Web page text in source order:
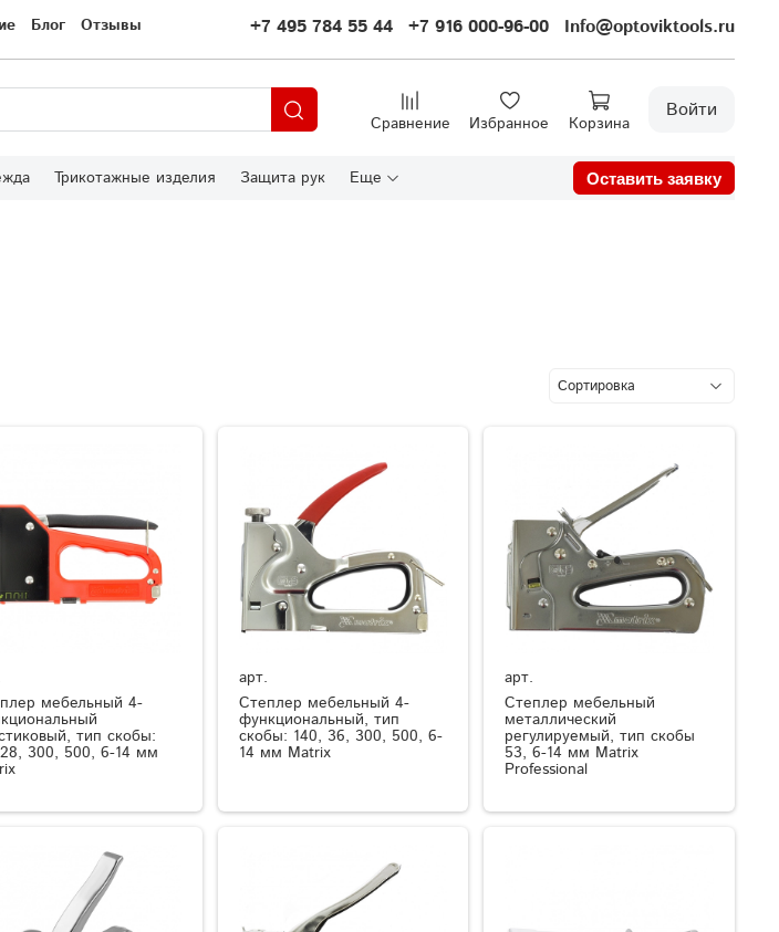
Блог Отзывы +7 495 784 55 44 +7 916 000-96-00 Info@optoviktools.ru
Сравнение Избранное Корзина
Войти
Трикотажные изделия Защита рук Еще Оставить заявку
мебельный 4-
тип скобы:
300, 500, 6-14 мм
арт.
Степлер мебельный 4-
функциональный, тип
скобы: 140, 36, 300, 500, 6-
14 мм Matrix
арт.
Степлер мебельный
металлический
регулируемый, тип скобы
53, 6-14 мм Matrix
Professional